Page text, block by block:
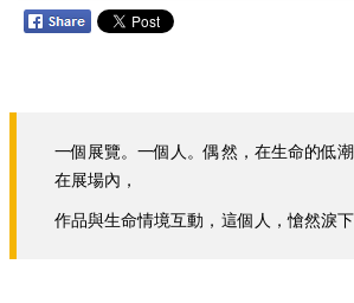
一個展覽。一個人。偶然，在生命的低潮
在展場內，
作品與生命情境互動，這個人，愴然淚下